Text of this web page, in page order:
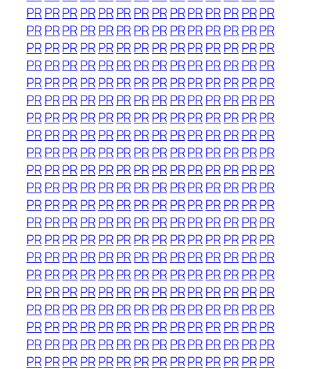
PRPRPRPRPR PRPRPRPRPRPRPR PRPR
PRPRPRPRPR PRPRPRPRPRPRPR PRPR
PRPRPRPRPR PRPRPRPRPRPRPR PRPR
PRPRPRPRPR PRPRPRPRPRPRPR PRPR
PRPRPRPRPR PRPRPRPRPRPRPR PRPR
PRPRPRPRPR PRPRPRPRPRPRPR PRPR
PRPRPRPRPR PRPRPRPRPRPRPR PRPR
PRPRPRPRPR PRPRPRPRPRPRPR PRPR
PRPRPRPRPR PRPRPRPRPRPRPR PRPR
PRPRPRPRPR PRPRPRPRPRPRPR PRPR
PRPRPRPRPR PRPRPRPRPRPRPR PRPR
PRPRPRPRPR PRPRPRPRPRPRPR PRPR
PRPRPRPRPR PRPRPRPRPRPRPR PRPR
PRPRPRPRPR PRPRPRPRPRPRPR PRPR
PRPRPRPRPR PRPRPRPRPRPRPR PRPR
PRPRPRPRPR PRPRPRPRPRPRPR PRPR
PRPRPRPRPR PRPRPRPRPRPRPR PRPR
PRPRPRPRPR PRPRPRPRPRPRPR PRPR
PRPRPRPRPR PRPRPRPRPRPRPR PRPR
PRPRPRPRPR PRPRPRPRPRPRPR PRPR
PRPRPRPRPR PRPRPRPRPRPRPR PRPR